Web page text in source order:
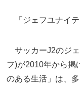
「ジェフユナイテ
サッカーJ2のジェ
フ)が2010年から掲
のある生活」は、